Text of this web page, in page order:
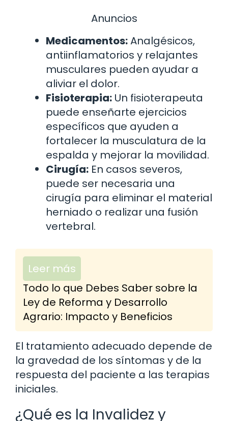
Anuncios
Medicamentos:Analgésicos,
antiinflamatorios y relajantes
musculares pueden ayudar a
aliviar el dolor.
Fisioterapia: Un fisioterapeuta
puede enseñarte ejercicios
específicos que ayuden a
fortalecer la musculatura de la
espalda y mejorar la movilidad.
Cirugía: En casos severos,
puede ser necesaria una
cirugía para eliminar el material
herniado o realizar una fusión
vertebral.
Leer más
Todo lo que Debes Saber sobre la
Ley de Reforma y Desarrollo
Agrario: Impacto y Beneficios
El tratamiento adecuado depende de
la gravedad de los síntomas y de la
respuesta del paciente a las terapias
iniciales.
¿Qué es la Invalidez y